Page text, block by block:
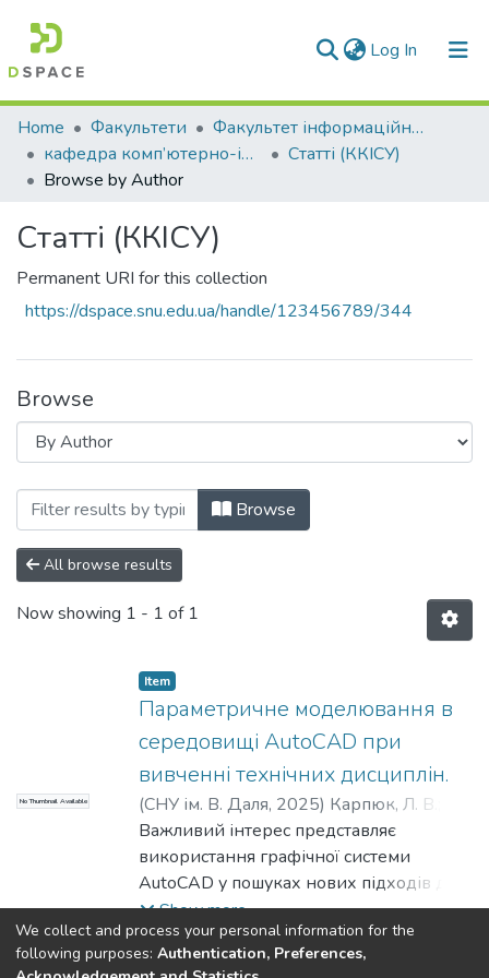
Log In (current)
Communities & Collections
All of DSpace
Home Факультети
Факультет інформаційних технологій та електроніки
кафедра комп’ютерно-інтегрованих систем управління
Статті (ККІСУ)
Browse by Author
Статті (ККІСУ)
Permanent URI for this collection
https://dspace.snu.edu.ua/handle/123456789/344
Browse
Browsing Статті (ККІСУ) by Author
Browse
All browse results
Now showing 1 - 1 of 1
No Thumbnail Available
Item
Параметричне моделювання в
середовищі AutoCAD при
вивченні технічних дисциплін.
(СНУ ім. В. Даля, 2025) Карпюк, Л. В.
Давіденко, Н. О.;Кобзарев, Є. О.
L. V.;Davіdenko, N. O.;Kobzarev, E. O.
Важливий інтерес представляє
використання графічної системи
AutoCAD у пошуках нових підходів до
вивчення різних дисциплін, де
візуалізація процесу знаходження
рішення пропорційна сприйняттю
Show more
We collect and process your personal information for the
following purposes: Authentication, Preferences,